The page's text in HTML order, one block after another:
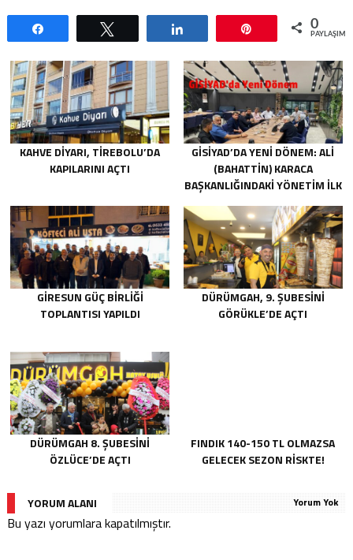
0
KAHVE DIYARI, TIREBOLU’DA
KAPILARINI AÇTI
GİSİYAD’DA YENI DÖNEM: ALI
(BAHATTIN) KARACA
BAŞKANLIĞINDAKI YÖNETIM İLK
GIRESUN GÜÇ BIRLIĞI
TOPLANTISI YAPILDI
DÜRÜMGAH, 9. ŞUBESINI
GÖRÜKLE’DE AÇTI
DÜRÜMGAH 8. ŞUBESINI
ÖZLÜCE’DE AÇTI
FINDIK 140-150 TL OLMAZSA
GELECEK SEZON RISKTE!
YORUM ALANI Yorum Yok
Bu yazı yorumlara kapatılmıştır.